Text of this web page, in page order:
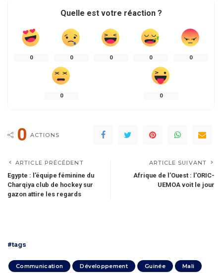
Quelle est votre réaction ?
0 0 0 0 0
0 0
0 ACTIONS
ARTICLE PRÉCÉDENT
Egypte : l’équipe féminine du
Charqiya club de hockey sur
gazon attire les regards
ARTICLE SUIVANT
Afrique de l’Ouest : l’ORIC-
UEMOA voit le jour
#tags
Communication Développement Guinée Mali